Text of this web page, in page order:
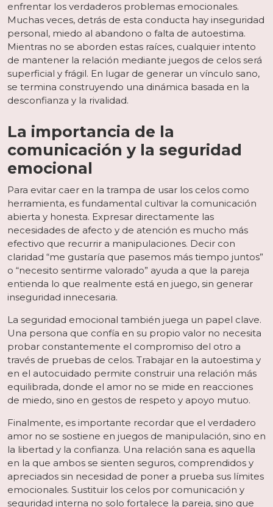
enfrentar los verdaderos problemas emocionales.
Muchas veces, detrás de esta conducta hay inseguridad
personal, miedo al abandono o falta de autoestima.
Mientras no se aborden estas raíces, cualquier intento
de mantener la relación mediante juegos de celos será
superficial y frágil. En lugar de generar un vínculo sano,
se termina construyendo una dinámica basada en la
desconfianza y la rivalidad.
La importancia de la
comunicación y la seguridad
emocional
Para evitar caer en la trampa de usar los celos como
herramienta, es fundamental cultivar la comunicación
abierta y honesta. Expresar directamente las
necesidades de afecto y de atención es mucho más
efectivo que recurrir a manipulaciones. Decir con
claridad “me gustaría que pasemos más tiempo juntos”
o “necesito sentirme valorado” ayuda a que la pareja
entienda lo que realmente está en juego, sin generar
inseguridad innecesaria.
La seguridad emocional también juega un papel clave.
Una persona que confía en su propio valor no necesita
probar constantemente el compromiso del otro a
través de pruebas de celos. Trabajar en la autoestima y
en el autocuidado permite construir una relación más
equilibrada, donde el amor no se mide en reacciones
de miedo, sino en gestos de respeto y apoyo mutuo.
Finalmente, es importante recordar que el verdadero
amor no se sostiene en juegos de manipulación, sino en
la libertad y la confianza. Una relación sana es aquella
en la que ambos se sienten seguros, comprendidos y
apreciados sin necesidad de poner a prueba sus límites
emocionales. Sustituir los celos por comunicación y
seguridad interna no solo fortalece la pareja, sino que